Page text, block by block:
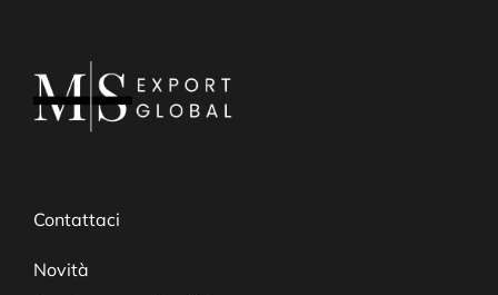
Contattaci
Novità